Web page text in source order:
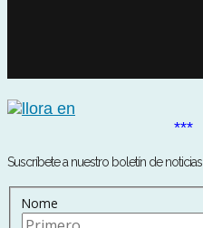
***
Suscríbete a nuestro boletín de noticias
Nome